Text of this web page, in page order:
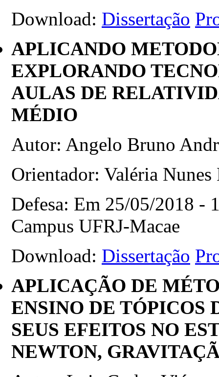
Download: Dissertação
APLICANDO
EXPLORANDO
AULAS DE
MÉDIO
Autor: Angelo Bruno
Orientador: Valéria Nunes
Defesa: Em 25/05/2018 -
Campus UFRJ-Macae
Download: Dissertação
APLICAÇÃO DE
ENSINO DE TÓPICOS
SEUS EFEITOS NO
NEWTON,